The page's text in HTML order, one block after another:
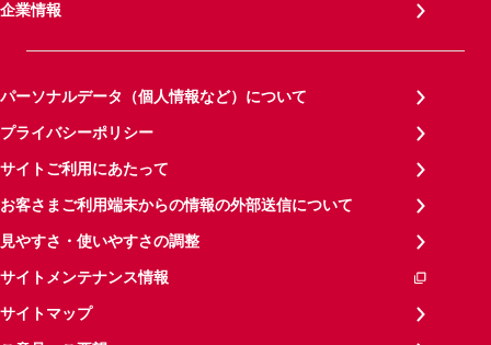
企業情報
パーソナルデータ（個人情報など）について
プライバシーポリシー
サイトご利用にあたって
お客さまご利用端末からの情報の外部送信について
見やすさ・使いやすさの調整
サイトメンテナンス情報
サイトマップ